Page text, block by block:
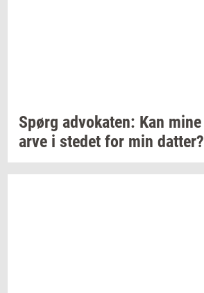
Spørg ad­vo­ka­ten: Kan mine
arve i ste­det for min dat­ter?